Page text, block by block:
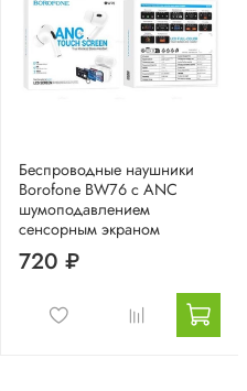
Беспроводные наушники
Borofone BW76 с ANC
шумоподавлением
сенсорным экраном
720 ₽